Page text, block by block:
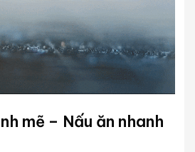
mẽ – Nấu ăn nhanh